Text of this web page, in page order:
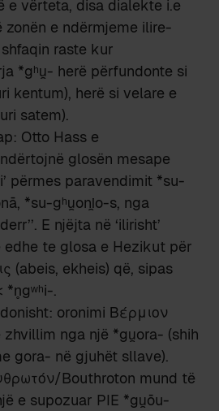
e vërteta, disa dialekte i.e
zonën e ndërmjeme ilire-
raste kur
*gʰu̯- herë përfundonte si
kentum), herë si velare e
satem).
Otto Hass e
glosën mesape
përmes paravendimit *su-
*su-gʰu̯oni̯o-s, nga
E njëjta në ‘ilirisht’
edhe te glosa e Hezikut për
(abeis, ekheis) që, sipas
*n̥gʷʰi-.
oronimi Βέρμιον
nga një *gu̯ora- (shih
gora- në gjuhët sllave).
Bouthroton mund të
e supozuar PIE *gu̯ōu-